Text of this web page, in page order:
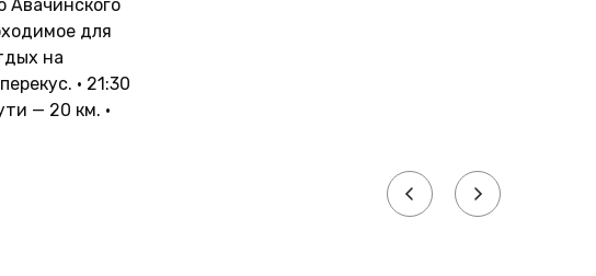
Авачинского
для
на
• 21:30
— 20 км. •